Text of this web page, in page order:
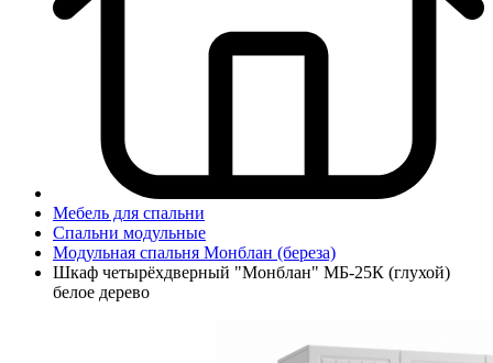
Мебель для спальни
Спальни модульные
Модульная спальня Монблан (береза)
Шкаф четырёхдверный "Монблан" МБ-25К (глухой)
белое дерево